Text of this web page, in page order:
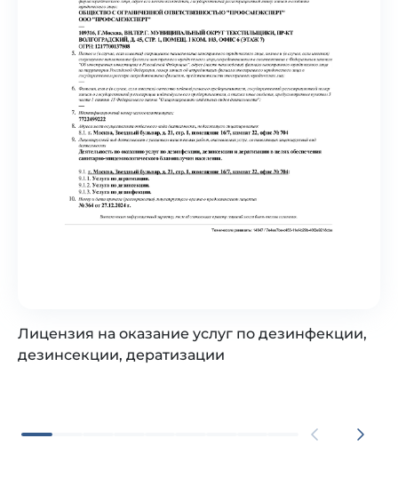
Лицензия на оказание услуг по дезинфекции,
дезинсекции, дератизации